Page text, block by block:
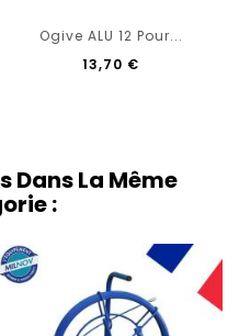
Ogive ALU 12 Pour...
13,70 €
Dans La Même
: